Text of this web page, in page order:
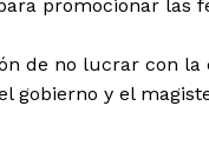
promocionar las
de no lucrar con
gobierno y el